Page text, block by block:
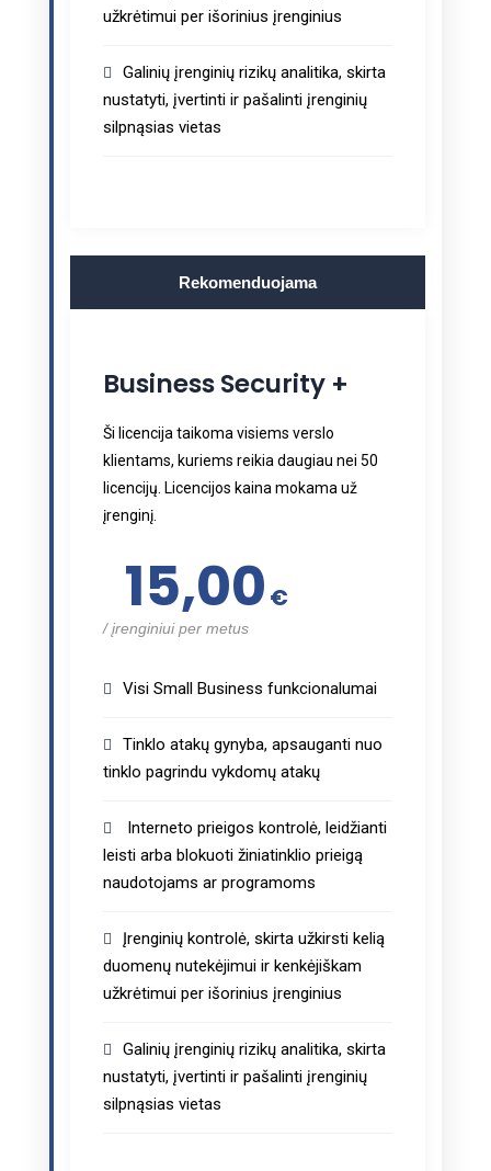
užkrėtimui per išorinius įrenginius
Galinių įrenginių rizikų analitika, skirta
nustatyti, įvertinti ir pašalinti įrenginių
silpnąsias vietas
Rekomenduojama
Business Security +
Ši licencija taikoma visiems verslo
klientams, kuriems reikia daugiau nei 50
licencijų. Licencijos kaina mokama už
įrenginį.
15,00 €
įrenginiui per metus
Visi Small Business funkcionalumai
Tinklo atakų gynyba, apsauganti nuo
tinklo pagrindu vykdomų atakų
Interneto prieigos kontrolė, leidžianti
leisti arba blokuoti žiniatinklio prieigą
naudotojams ar programoms
Įrenginių kontrolė, skirta užkirsti kelią
duomenų nutekėjimui ir kenkėjiškam
užkrėtimui per išorinius įrenginius
Galinių įrenginių rizikų analitika, skirta
nustatyti, įvertinti ir pašalinti įrenginių
silpnąsias vietas